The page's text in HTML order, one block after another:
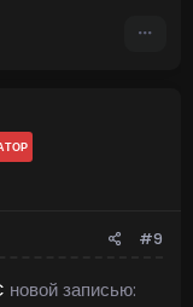
#9
новой записью: